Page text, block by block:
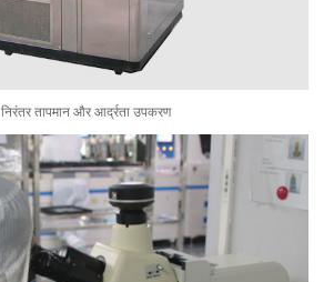
निरंतर तापमान और आर्द्रता उपकरण